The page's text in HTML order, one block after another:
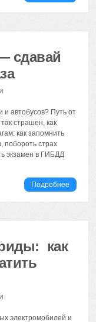
сдавай
и автобусов? Путь от
страшен, как
как запомнить
побороть страх
экзамен в ГИБДД
Подробнее
как
электромобилей и